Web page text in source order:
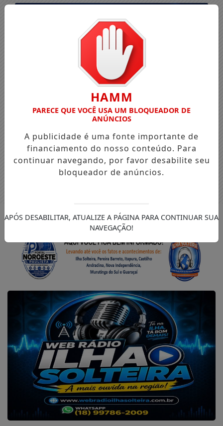
Entrar
HAMM
PARECE QUE VOCÊ USA UM BLOQUEADOR DE
ANÚNCIOS
A publicidade é uma fonte importante de
financiamento do nosso conteúdo. Para
continuar navegando, por favor desabilite seu
bloqueador de anúncios.
APÓS DESABILITAR, ATUALIZE A PÁGINA PARA CONTINUAR SUA
NAVEGAÇÃO!